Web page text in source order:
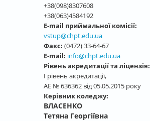
+38(098)8307608
+38(063)4584192
E-mail приймальної комісії:
vstup@chpt.edu.ua
Факс: (0472) 33-64-67
E-mail: info@chpt.edu.ua
Рівень акредитації та ліцензія:
І рівень акредитації,
АЕ № 636362 від 05.05.2015 року
Керівник коледжу:
ВЛАСЕНКО
Тетяна Георгіївна